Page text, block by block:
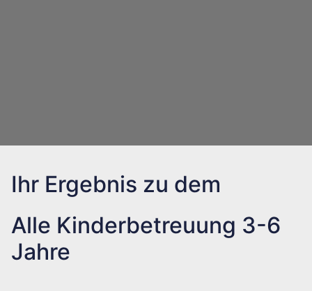
Ihr Ergebnis zu dem
Alle Kinderbetreuung 3-6
Jahre